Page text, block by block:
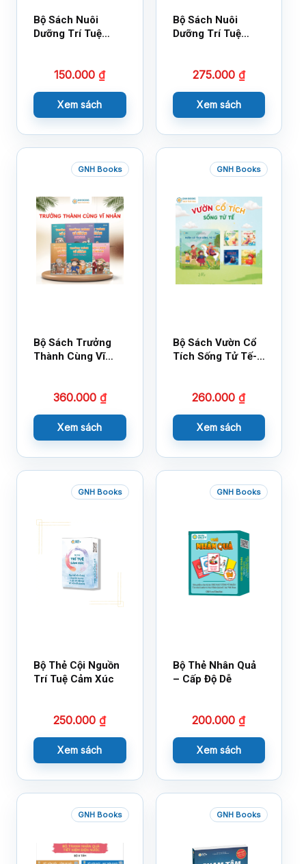
Bộ Sách Nuôi
Dưỡng Trí Tuệ
150.000₫
Xem sách
Bộ Sách Nuôi
Dưỡng Trí Tuệ
275.000 ₫
Xem sách
GNH Books
Bộ Sách Trưởng
Thành Cùng Vĩ
360.000 ₫
Xem sách
GNH Books
Bộ Sách Vườn Cổ
Tích Sống Tử Tế-
260.000₫
Xem sách
GNH Books
Bộ Thẻ Cội Nguồn
Trí Tuệ Cảm Xúc
250.000₫
Xem sách
GNH Books
Bộ Thẻ Nhân Quả
– Cấp Độ Dễ
200.000₫
Xem sách
GNH Books GNH Books